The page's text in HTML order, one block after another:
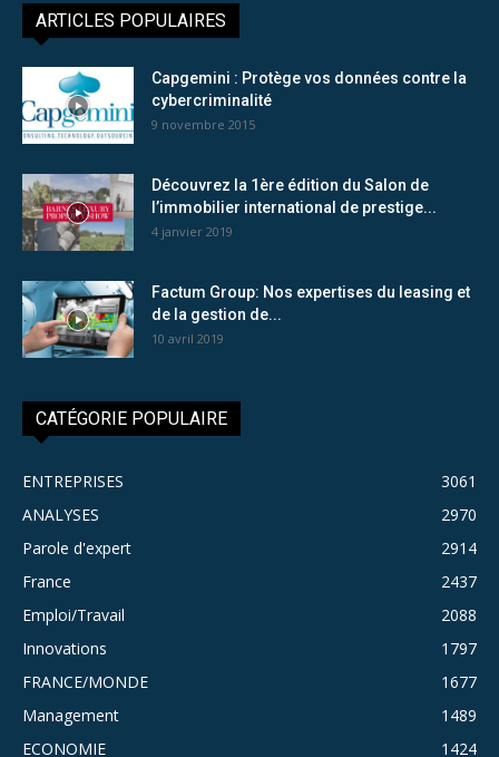
ARTICLES POPULAIRES
Capgemini : Protège vos données contre la
cybercriminalité
9 novembre 2015
Découvrez la 1ère édition du Salon de
l’immobilier international de prestige...
4 janvier 2019
Factum Group: Nos expertises du leasing et
de la gestion de...
10 avril 2019
CATÉGORIE POPULAIRE
ENTREPRISES
3061
ANALYSES
2970
Parole d'expert
2914
France
2437
Emploi/Travail
2088
Innovations
1797
FRANCE/MONDE
1677
Management
1489
ECONOMIE
1424